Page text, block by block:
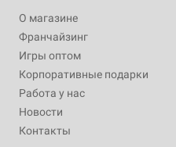
О магазине
Франчайзинг
Игры оптом
Корпоративные подарки
Работа у нас
Новости
Контакты